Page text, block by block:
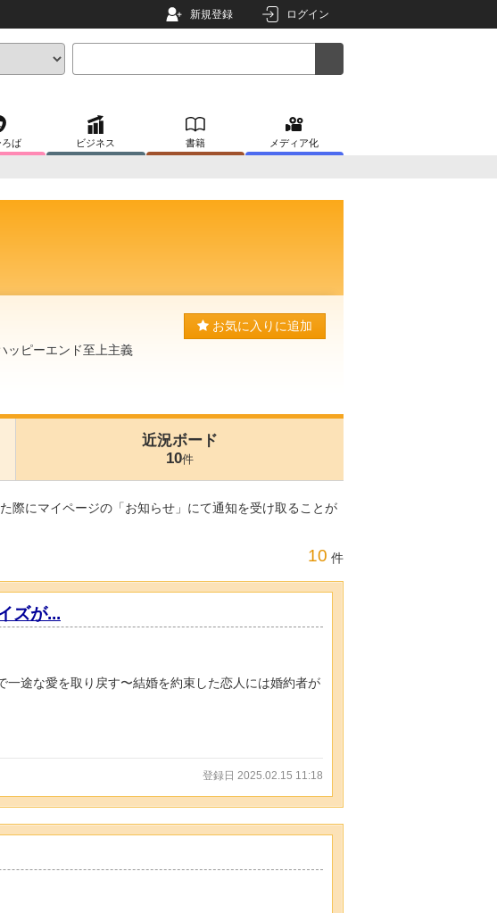
新規登録 ログイン
ば ビジネス 書籍 メディア化
ッピーエンド至上主義
お気に入りに追加
近況ボード
10件
際にマイページの「お知らせ」にて通知を受け取ることが
10 件
ズが...
途な愛を取り戻す〜結婚を約束した恋人には婚約者が
登録日 2025.02.15 11:18